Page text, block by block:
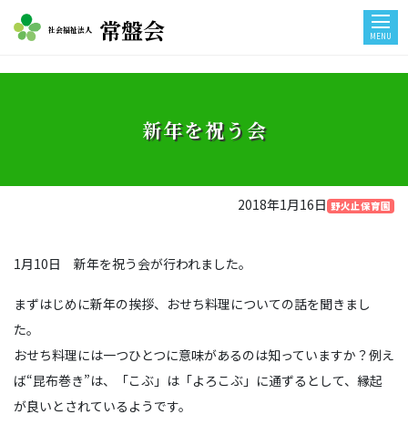
社会福祉法人 常盤会 MENU
新年を祝う会
2018年1月16日 野火止保育園
1月10日 新年を祝う会が行われました。
まずはじめに新年の挨拶、おせち料理についての話を聞きまし
た。
おせち料理には一つひとつに意味があるのは知っていますか？例え
ば“昆布巻き”は、「こぶ」は「よろこぶ」に通ずるとして、縁起
が良いとされているようです。